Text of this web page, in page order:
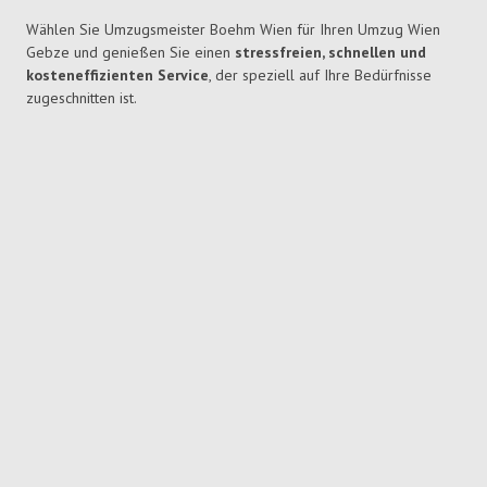
Wählen Sie Umzugsmeister Boehm Wien für Ihren Umzug Wien
Gebze und genießen Sie einen stressfreien, schnellen und
kosteneffizienten Service, der speziell auf Ihre Bedürfnisse
zugeschnitten ist.